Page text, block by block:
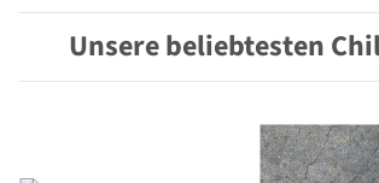
Unsere beliebtesten